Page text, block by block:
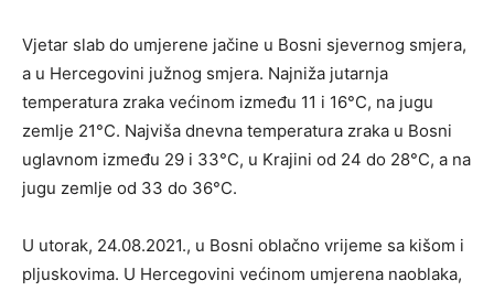
Vjetar slab do umjerene jačine u Bosni sjevernog smjera,
a u Hercegovini južnog smjera. Najniža jutarnja
temperatura zraka većinom između 11 i 16°C, na jugu
zemlje 21°C. Najviša dnevna temperatura zraka u Bosni
uglavnom između 29 i 33°C, u Krajini od 24 do 28°C, a na
jugu zemlje od 33 do 36°C.
U utorak, 24.08.2021., u Bosni oblačno vrijeme sa kišom i
pljuskovima. U Hercegovini većinom umjerena naoblaka,